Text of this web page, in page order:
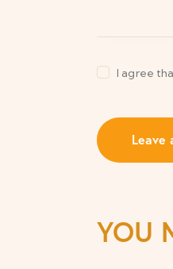
I agree
e
YOU